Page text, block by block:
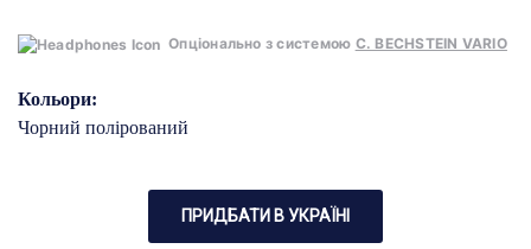
Опціонально з системою C. BECHSTEIN VARIO
Кольори:
Чорний полірований
ПРИДБАТИ В УКРАЇНІ